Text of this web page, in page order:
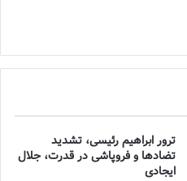
ترور ابراهیم رئیسی، تشدید
تضادها و فروپاشی در قدرت، جلال
ایجادی